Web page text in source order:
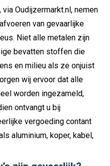
Oudijzermarkt.nl, nemen
van gevaarlijke
Niet alle metalen zijn
bevatten stoffen die
en milieu als ze onjuist
wij ervoor dat alle
worden ingezameld,
ontvangt u bij
vergoeding contant
aluminium, koper, kabel,